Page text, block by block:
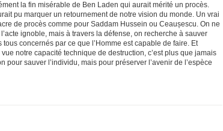
la fin misérable de Ben Laden qui aurait mérité un procès.
pu marquer un retournement de notre vision du monde. Un vrai
de procès comme pour Saddam Hussein ou Ceaușescu. On ne
ignoble, mais à travers la défense, on recherche à sauver
tous concernés par ce que l’Homme est capable de faire. Et
notre capacité technique de destruction, c’est plus que jamais
pour sauver l’individu, mais pour préserver l’avenir de l’espèce